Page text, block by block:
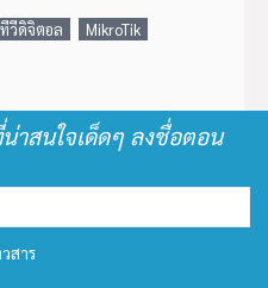
ทีวีดิจิตอล
MikroTik
าสนใจเด็ดๆ ลงชื่อตอน
สาร